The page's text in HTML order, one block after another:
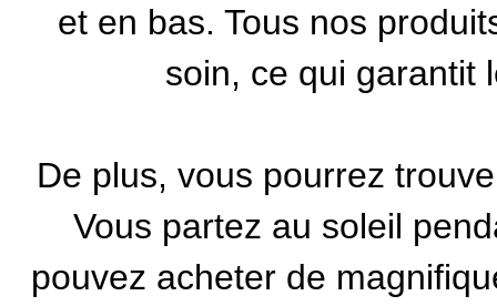
et en bas. Tous nos
soin, ce qui garantit
De plus, vous pourrez
Vous partez au soleil
pouvez acheter de